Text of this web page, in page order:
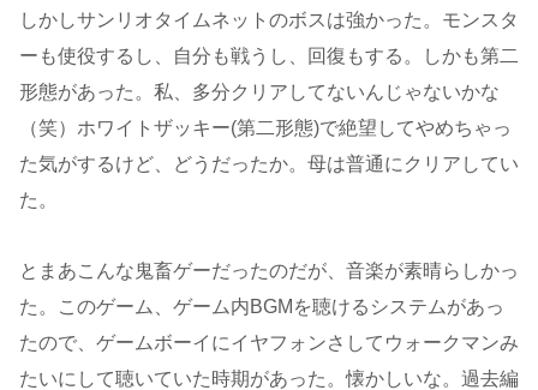
しかしサンリオタイムネットのボスは強かった。モンスタ
ーも使役するし、自分も戦うし、回復もする。しかも第二
形態があった。私、多分クリアしてないんじゃないかな
（笑）ホワイトザッキー(第二形態)で絶望してやめちゃっ
た気がするけど、どうだったか。母は普通にクリアしてい
た。
とまあこんな鬼畜ゲーだったのだが、音楽が素晴らしかっ
た。このゲーム、ゲーム内BGMを聴けるシステムがあっ
たので、ゲームボーイにイヤフォンさしてウォークマンみ
たいにして聴いていた時期があった。懐かしいな。過去編